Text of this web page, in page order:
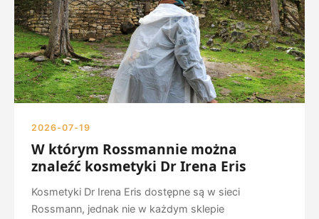
2026-07-19
W którym Rossmannie można
znaleźć kosmetyki Dr Irena Eris
Kosmetyki Dr Irena Eris dostępne są w sieci
Rossmann, jednak nie w każdym sklepie